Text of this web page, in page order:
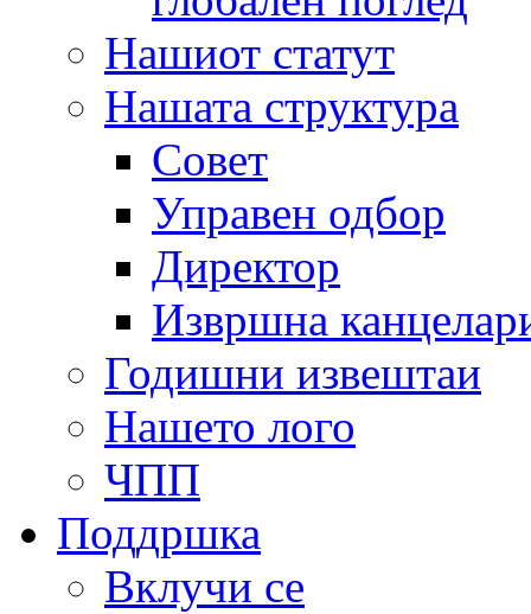
Нашиот статут
Нашата структура
Совет
Управен одбор
Директор
Извршна
Годишни извештаи
Нашето лого
ЧПП
Поддршка
Вклучи се